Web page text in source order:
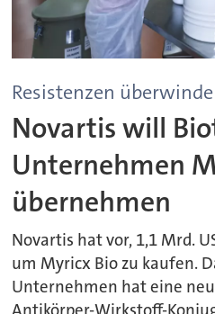
Resistenzen
Novartis will
Unternehmen
übernehmen
Novartis hat vor, 1,1 Mrd.
um Myricx Bio zu kaufen.
Unternehmen hat eine